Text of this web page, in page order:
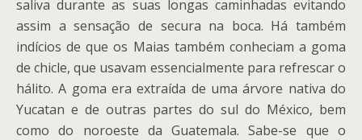
saliva durante as suas longas caminhadas evitando
assim a sensação de secura na boca. Há também
indícios de que os Maias também conheciam a goma
de chicle, que usavam essencialmente para refrescar o
hálito. A goma era extraída de uma árvore nativa do
Yucatan e de outras partes do sul do México, bem
como do noroeste da Guatemala. Sabe-se que o